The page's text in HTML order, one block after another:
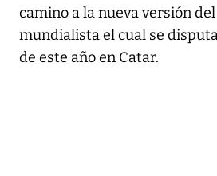
camino a la nueva versión
mundialista el cual se
de este año en Catar.